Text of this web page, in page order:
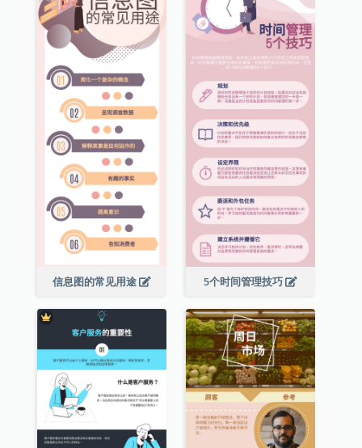
信息图的常见用途 5个时间管理技巧